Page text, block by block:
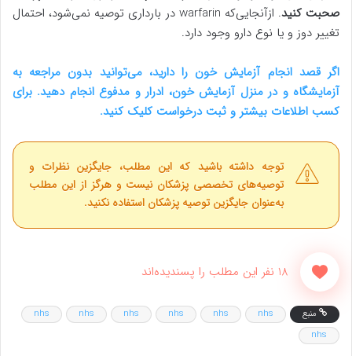
صحبت کنید
. ازآنجایی‌که warfarin در بارداری توصیه نمی‌شود، احتمال
تغییر دوز و یا نوع دارو وجود دارد.
اگر قصد انجام آزمایش خون را دارید، می‌توانید بدون مراجعه به
آزمایشگاه و در منزل آزمایش خون، ادرار و مدفوع انجام دهید. برای
کسب اطلاعات بیشتر و ثبت درخواست کلیک کنید.
توجه داشته باشید که این مطلب، جایگزین نظرات و
توصیه‌های تخصصی پزشکان نیست و هرگز از این مطلب
به‌عنوان جایگزین توصیه پزشکان استفاده نکنید.
18 نفر این مطلب را پسندیده‌اند
منبع nhs
nhs
nhs
nhs
nhs
nhs
nhs